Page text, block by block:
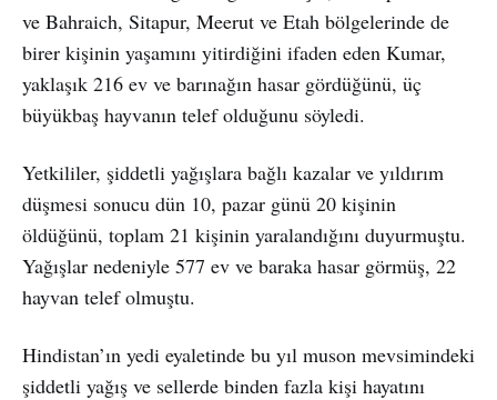
ve Bahraich, Sitapur, Meerut ve Etah bölgelerinde de
birer kişinin yaşamını yitirdiğini ifaden eden Kumar,
yaklaşık 216 ev ve barınağın hasar gördüğünü, üç
büyükbaş hayvanın telef olduğunu söyledi.
Yetkililer, şiddetli yağışlara bağlı kazalar ve yıldırım
düşmesi sonucu dün 10, pazar günü 20 kişinin
öldüğünü, toplam 21 kişinin yaralandığını duyurmuştu.
Yağışlar nedeniyle 577 ev ve baraka hasar görmüş, 22
hayvan telef olmuştu.
Hindistan’ın yedi eyaletinde bu yıl muson mevsimindeki
şiddetli yağış ve sellerde binden fazla kişi hayatını